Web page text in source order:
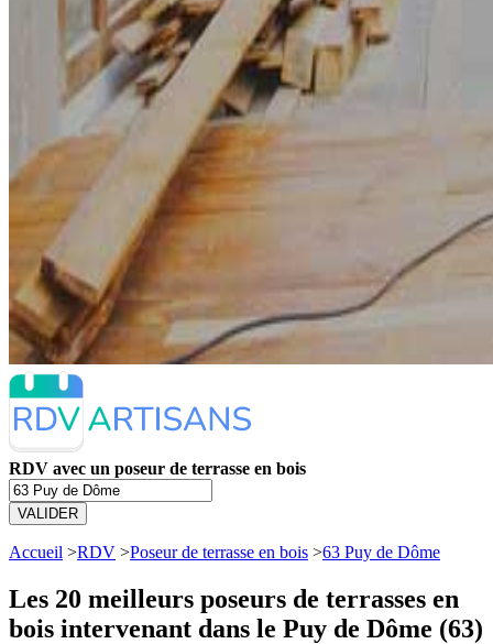
RDV avec un poseur de terrasse en bois
VALIDER
Accueil >RDV >Poseur de terrasse en bois >63 Puy de Dôme
Les 20 meilleurs poseurs de terrasses en
bois intervenant dans le Puy de Dôme (63)